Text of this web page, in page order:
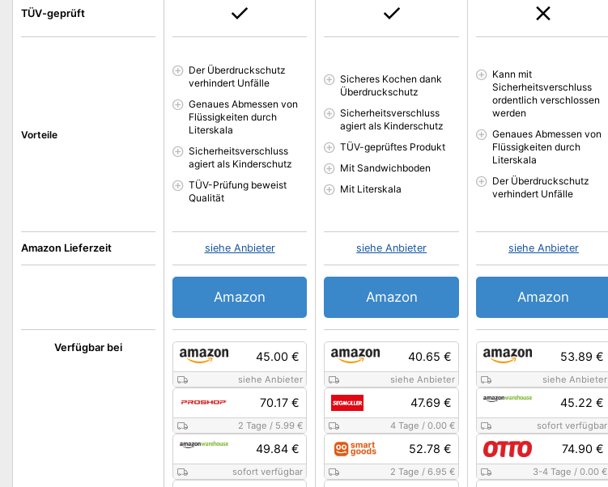
Verfügbar bei
TÜV-geprüft
Vorteile
Amazon Lieferzeit
45.00 €
siehe Anbieter
70.17 €
2 Tage / 5.99 €
49.84 €
sofort verfügbar
Der Überdruckschutz
verhindert Unfälle
Genaues Abmessen von
Flüssigkeiten durch
Literskala
Sicherheitsverschluss
agiert als Kinderschutz
TÜV-Prüfung beweist
Qualität
siehe Anbieter
Amazon
40.65 €
siehe Anbieter
47.69 €
4 Tage /0.00 €
52.78 €
2 Tage /6.95 €
Sicheres Kochen dank
Überdruckschutz
Sicherheitsverschluss
agiert als Kinderschutz
TÜV-geprüftes Produkt
Mit Sandwichboden
Mit Literskala
siehe Anbieter
Amazon
53.89 €
siehe Anbieter
45.22 €
sofort verfügbar
74.90 €
3-4 Tage / 0.00 €
Kann mit
Sicherheitsverschluss
ordentlich verschlossen
werden
Genaues Abmessen von
Flüssigkeiten durch
Literskala
Der Überdruckschutz
verhindert Unfälle
siehe Anbieter
Amazon